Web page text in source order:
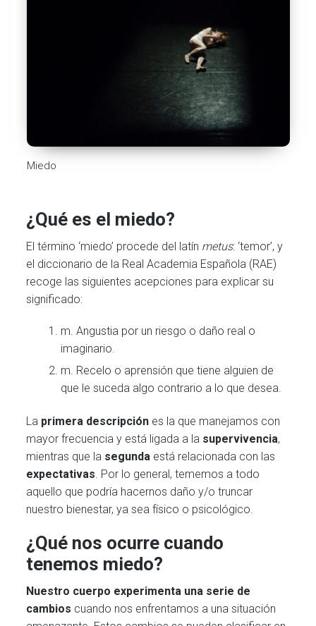
Miedo
¿Qué es el miedo?
El término ‘miedo’ procede del latín metus: ‘temor’, y
el diccionario de la Real Academia Española (RAE)
recoge las siguientes acepciones para explicar su
significado:
m. Angustia por un riesgo o daño real o
imaginario.
m. Recelo o aprensión que tiene alguien de
que le suceda algo contrario a lo que desea.
La primera descripción es la que manejamos con
mayor frecuencia y está ligada a la supervivencia,
mientras que la segunda está relacionada con las
expectativas. Por lo general, tememos a todo
aquello que podría hacernos daño y/o truncar
nuestro bienestar, ya sea físico o psicológico.
¿Qué nos ocurre cuando
tenemos miedo?
Nuestro cuerpo experimenta una serie de
cambios cuando nos enfrentamos a una situación